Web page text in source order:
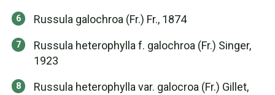
Russula galochroa (Fr.) Fr., 1874
Russula heterophylla f. galochroa (Fr.) Singer,
1923
Russula heterophylla var. galocroa (Fr.) Gillet,